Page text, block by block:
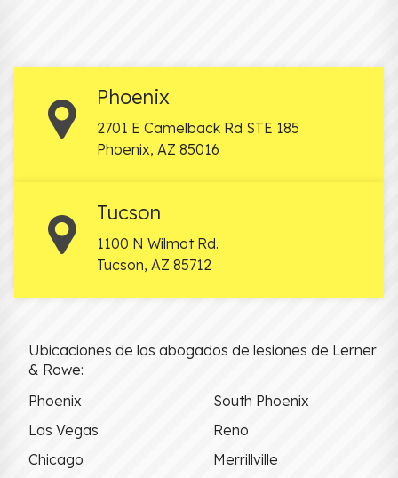
Phoenix
2701 E Camelback Rd STE 185
Phoenix, AZ 85016
Tucson
1100 N Wilmot Rd.
Tucson, AZ 85712
Ubicaciones de los abogados de lesiones de Lerner
& Rowe:
Phoenix
South Phoenix
Las Vegas
Reno
Chicago
Merrillville